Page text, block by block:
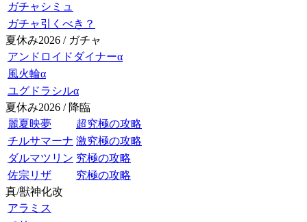
ガチャシミュ
ガチャ引くべき？
夏休み2026 / ガチャ
アンドロイドダイナーα
風火輪α
ユグドラシルα
夏休み2026 / 降臨
麗夏映夢
超究極の攻略
チルサマーナ 激究極の攻略
ダルマツリン 究極の攻略
佐宗リザ
究極の攻略
真/獣神化改
アラミス